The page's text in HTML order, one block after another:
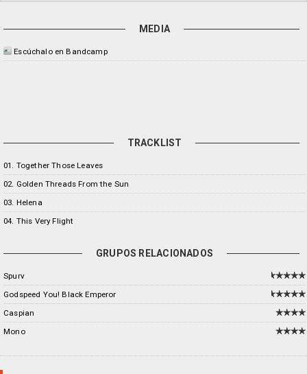
MEDIA
Escúchalo en Bandcamp
TRACKLIST
01. Together Those Leaves
02. Golden Threads From the Sun
03. Helena
04. This Very Flight
GRUPOS RELACIONADOS
Spurv
Godspeed You! Black Emperor
Caspian
Mono